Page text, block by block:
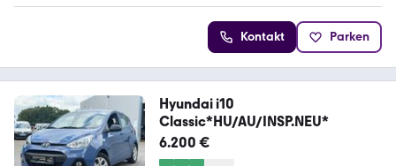
Kontakt Parken
Hyundai i10
Classic*HU/AU/INSP.NEU*
6.200 €